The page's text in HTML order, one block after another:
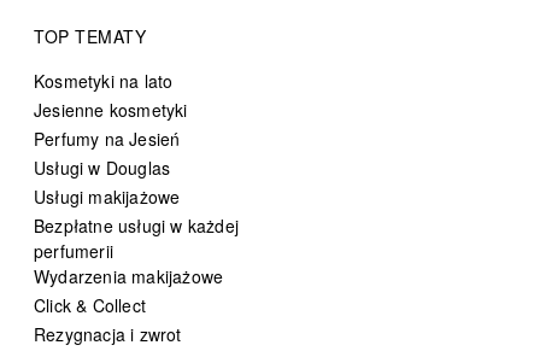
TOP TEMATY
Kosmetyki na lato
Jesienne kosmetyki
Perfumy na Jesień
Usługi w Douglas
Usługi makijażowe
Bezpłatne usługi w każdej
perfumerii
Wydarzenia makijażowe
Click & Collect
Rezygnacja i zwrot